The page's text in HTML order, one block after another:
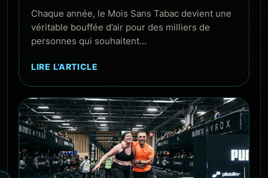
Chaque année, le Mois Sans Tabac devient une
véritable bouffée d’air pour des milliers de
personnes qui souhaitent…
LIRE L’ARTICLE